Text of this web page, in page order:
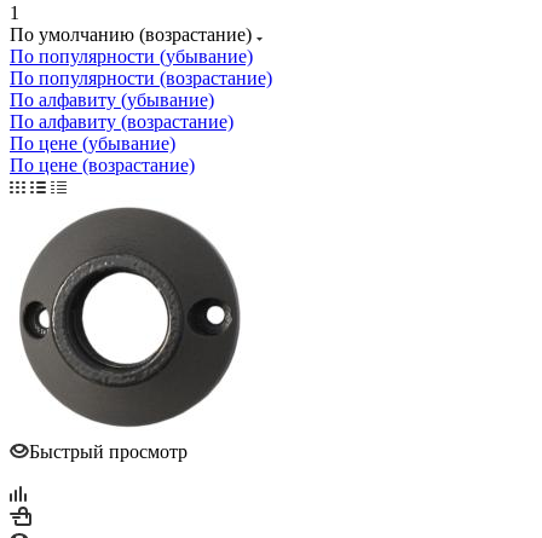
1
По умолчанию (возрастание)
По популярности (убывание)
По популярности (возрастание)
По алфавиту (убывание)
По алфавиту (возрастание)
По цене (убывание)
По цене (возрастание)
Быстрый просмотр